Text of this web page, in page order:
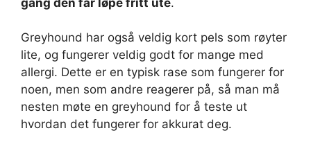
Greyhound har også veldig kort pels som røyter
lite, og fungerer veldig godt for mange med
allergi. Dette er en typisk rase som fungerer for
noen, men som andre reagerer på, så man må
nesten møte en greyhound for å teste ut
hvordan det fungerer for akkurat deg.